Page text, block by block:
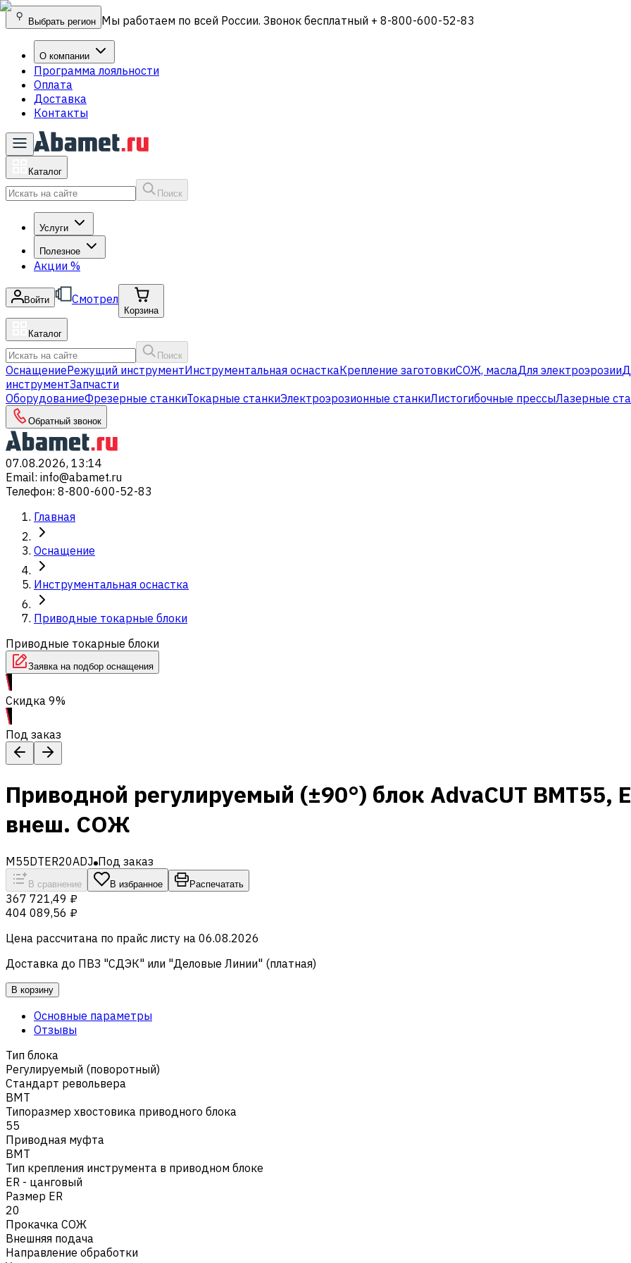
Выбрать регион Мы работаем по всей России. Звонок бесплатный + 8-800-600-52-83
О компании
Программа лояльности
Оплата
Доставка
Контакты
Каталог
Поиск
Услуги
Полезное
Акции %
Войти Смотрел
Корзина
Каталог
Поиск
ОснащениеРежущий инструментИнструментальная оснасткаКрепление заготовкиСОЖ, маслаДля электроэрозии
инструментЗапчасти
ОборудованиеФрезерные станкиТокарные станкиЭлектроэрозионные станкиЛистогибочные прессыЛазерные
Обратный звонок
07.08.2026, 13:14
Email: info@abamet.ru
Телефон: 8-800-600-52-83
Главная
Оснащение
Инструментальная оснастка
Приводные токарные блоки
Приводные токарные блоки
Заявка на подбор оснащения
Скидка 9%
Под заказ
Приводной регулируемый (±90°) блок AdvaCUT BMT55,
внеш. СОЖ
M55DTER20ADJ Под заказ
В сравнение В избранное Распечатать
367 721,49 ₽
404 089,56 ₽
Цена рассчитана по прайс листу на 06.08.2026
Доставка до ПВЗ "СДЭК" или "Деловые Линии" (платная)
В корзину
Основные параметры
Отзывы
Тип блока
Регулируемый (поворотный)
Стандарт револьвера
BMT
Типоразмер хвостовика приводного блока
55
Приводная муфта
BMT
Тип крепления инструмента в приводном блоке
ER - цанговый
Размер ER
20
Прокачка СОЖ
Внешняя подача
Направление обработки